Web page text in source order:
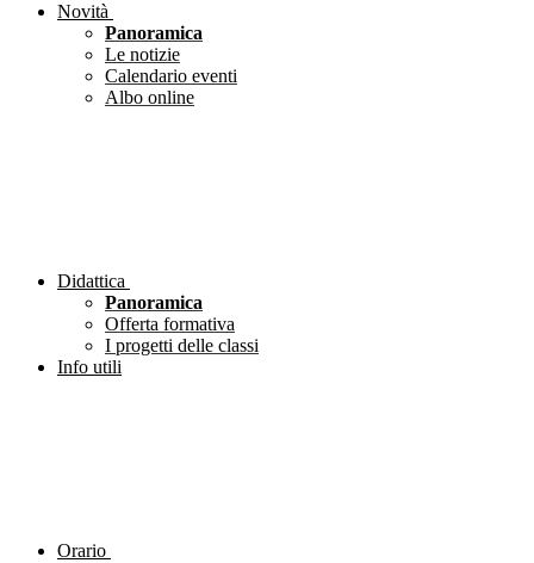
Novità
Panoramica
Le notizie
Calendario eventi
Albo online
Didattica
Panoramica
Offerta formativa
I progetti delle classi
Info utili
Orario